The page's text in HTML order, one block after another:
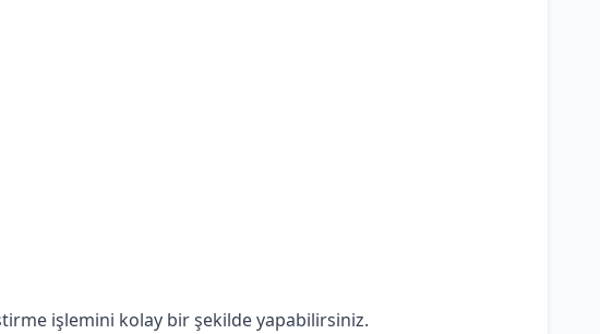
işlemini kolay bir şekilde yapabilirsiniz.